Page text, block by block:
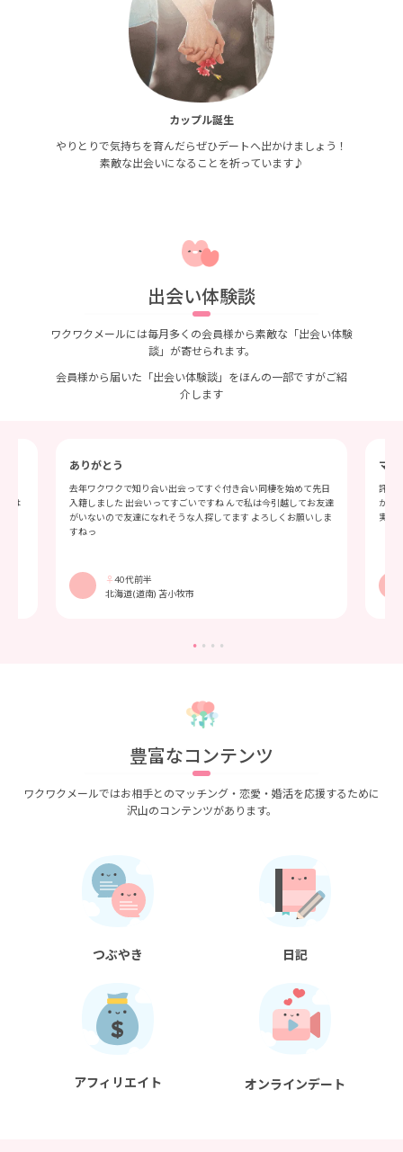
カップル誕生
やりとりで気持ちを育んだらぜひデートへ出かけましょう！
素敵な出会いになることを祈っています♪
出会い体験談
ワクワクメールには毎月多くの会員様から素敵な「出会い体験
談」が寄せられます。
会員様から届いた「出会い体験談」をほんの一部ですがご紹
介します
では
ありがとう
去年ワクワクで知り合い出会ってすぐ付き合い同棲を始めて先日
入籍しました 出会いってすごいですね んで私は今引越してお友達
がいないので友達になれそうな人探してます よろしくお願いしま
すねっ
♀40代前半
北海道(道南) 苫小牧市
マ
評判
かり
実し
豊富なコンテンツ
ワクワクメールではお相手とのマッチング・恋愛・婚活を応援するために
沢山のコンテンツがあります。
つぶやき 日記
アフィリエイト オンラインデート